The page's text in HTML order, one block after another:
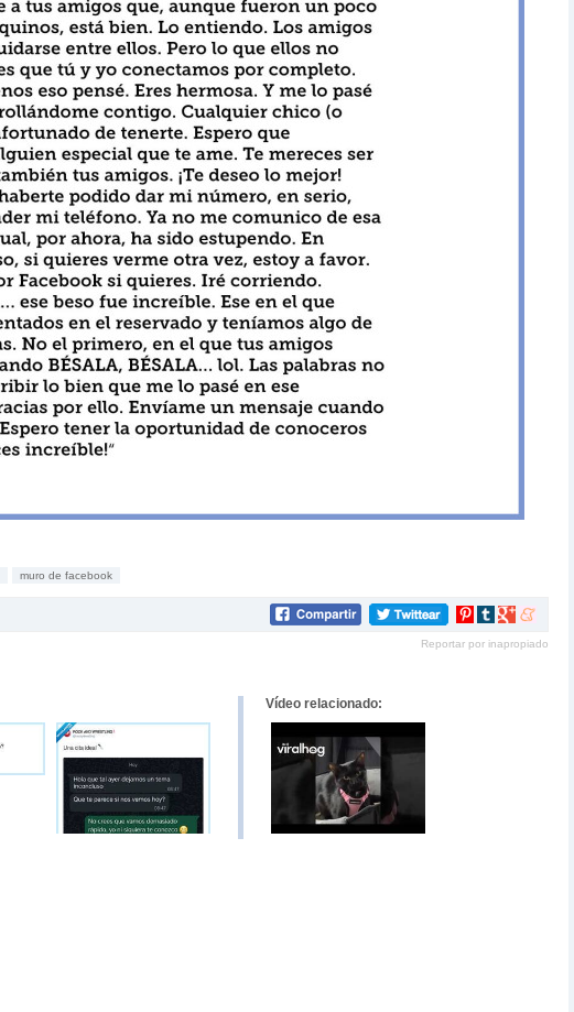
muro de facebook
Compartir
Pinterest
Compartir
tumblr
Compartir
Google+
Compartir
meneame
Reportar por inapropiado
Vídeo relacionado: